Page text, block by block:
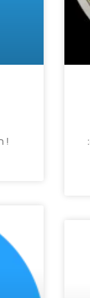
הקבוצה היחידה שתעזור לך במציאת עבודה !
:ברוכים הבאים לקבוצת המחקר ביטקולג’ , הקבוצה